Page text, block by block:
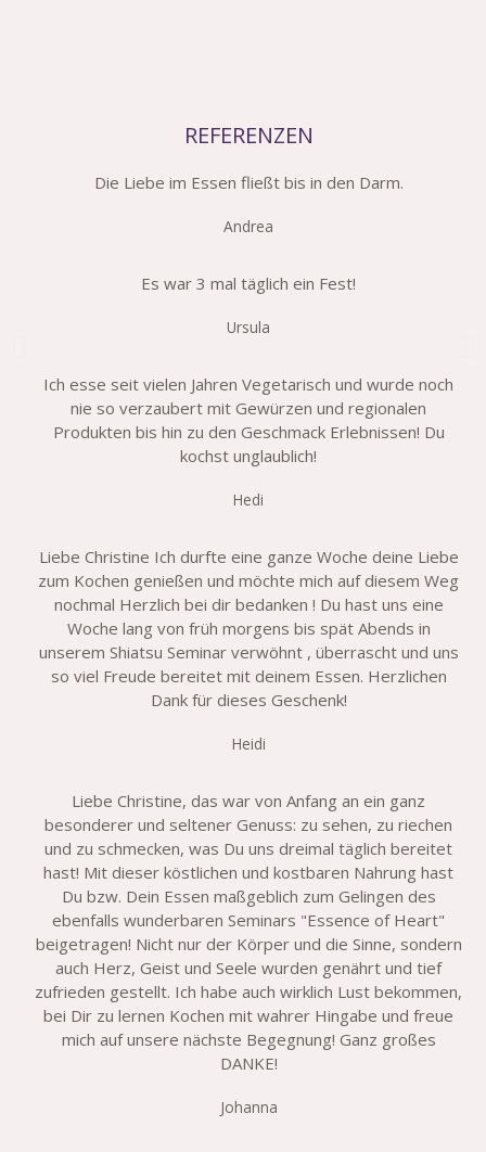
REFERENZEN
Die Liebe im Essen fließt bis in den Darm.
Andrea
Es war 3 mal täglich ein Fest!
Ursula
Ich esse seit vielen Jahren Vegetarisch und wurde noch
nie so verzaubert mit Gewürzen und regionalen
Produkten bis hin zu den Geschmack Erlebnissen! Du
kochst unglaublich!
Hedi
Liebe Christine Ich durfte eine ganze Woche deine Liebe
zum Kochen genießen und möchte mich auf diesem Weg
nochmal Herzlich bei dir bedanken ! Du hast uns eine
Woche lang von früh morgens bis spät Abends in
unserem Shiatsu Seminar verwöhnt , überrascht und uns
so viel Freude bereitet mit deinem Essen. Herzlichen
Dank für dieses Geschenk!
Heidi
Liebe Christine, das war von Anfang an ein ganz
besonderer und seltener Genuss: zu sehen, zu riechen
und zu schmecken, was Du uns dreimal täglich bereitet
hast! Mit dieser köstlichen und kostbaren Nahrung hast
Du bzw. Dein Essen maßgeblich zum Gelingen des
ebenfalls wunderbaren Seminars "Essence of Heart"
beigetragen! Nicht nur der Körper und die Sinne, sondern
auch Herz, Geist und Seele wurden genährt und tief
zufrieden gestellt. Ich habe auch wirklich Lust bekommen,
bei Dir zu lernen Kochen mit wahrer Hingabe und freue
mich auf unsere nächste Begegnung! Ganz großes
DANKE!
Johanna